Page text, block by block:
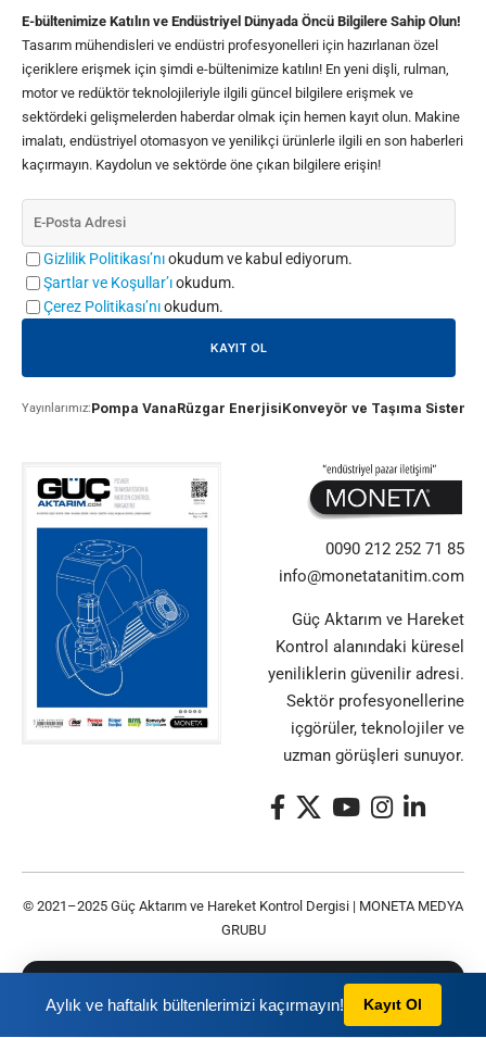
Şartlarını kabul etmiş olursunuz.
TAMAM
E-bültenimize Katılın ve Endüstriyel Dünyada Öncü Bilgilere Sahip Olun!
Tasarım mühendisleri ve endüstri profesyonelleri için hazırlanan özel
içeriklere erişmek için şimdi e-bültenimize katılın! En yeni dişli, rulman,
motor ve redüktör teknolojileriyle ilgili güncel bilgilere erişmek ve
sektördeki gelişmelerden haberdar olmak için hemen kayıt olun. Makine
imalatı, endüstriyel otomasyon ve yenilikçi ürünlerle ilgili en son haberleri
kaçırmayın. Kaydolun ve sektörde öne çıkan bilgilere erişin!
Gizlilik Politikası’nıokudum ve kabul ediyorum.
Şartlar ve Koşullar’ıokudum.
Çerez Politikası’nıokudum.
Yayınlarımız:Pompa VanaRüzgar EnerjisiKonveyör ve Taşıma
0090 212 252 71 85
info@monetatanitim.com
Güç Aktarım ve Hareket
Kontrol alanındaki küresel
yeniliklerin güvenilir adresi.
Sektör profesyonellerine
içgörüler, teknolojiler ve
uzman görüşleri sunuyor.
© 2021–2025 Güç Aktarım ve Hareket Kontrol Dergisi | MONETA MEDYA
GRUBU
Aylık ve haftalık bültenlerimizi kaçırmayın! Kayıt Ol